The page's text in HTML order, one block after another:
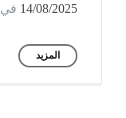
14/08/2025 في
المزيد